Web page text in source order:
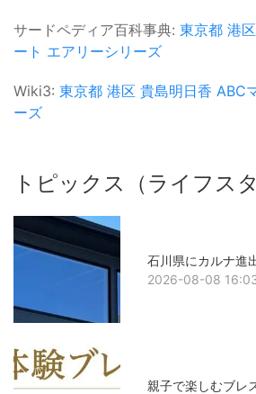
サードペディア百科事典: 東京都 港区
ート エアリーシリーズ
Wiki3: 東京都 港区 貴島明日香 ABC
ーズ
トピックス（ライフス
石川県にカルナ進
2026-08-08
親子で楽しむブレ